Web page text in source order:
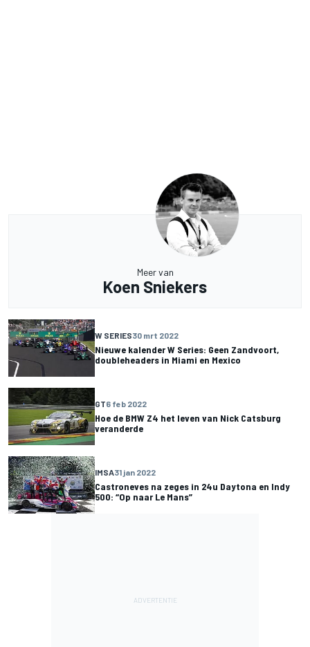
Meer van
Koen Sniekers
W SERIES30 mrt 2022
Nieuwe kalender W Series: Geen Zandvoort,
doubleheaders in Miami en Mexico
GT6 feb 2022
Hoe de BMW Z4 het leven van Nick Catsburg
veranderde
IMSA31 jan 2022
Castroneves na zeges in 24u Daytona en Indy
500: “Op naar Le Mans”